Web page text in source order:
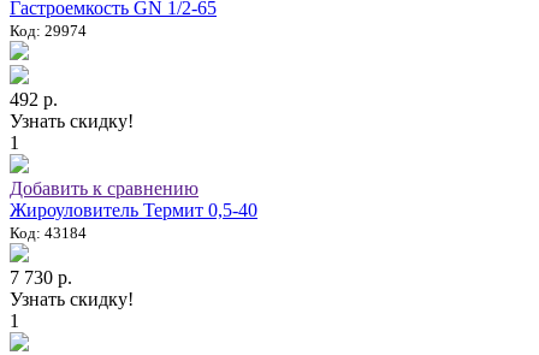
Гастроемкость GN 1/2-65
Код: 29974
492 р.
Узнать скидку!
1
Добавить к сравнению
Жироуловитель Термит 0,5-40
Код: 43184
7 730 р.
Узнать скидку!
1